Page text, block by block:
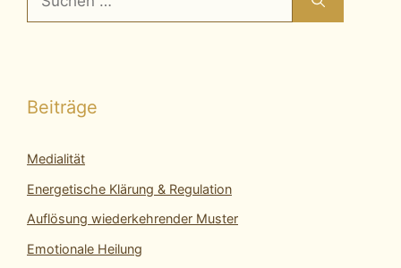
nach:
Beiträge
Medialität
Energetische Klärung & Regulation
Auflösung wiederkehrender Muster
Emotionale Heilung